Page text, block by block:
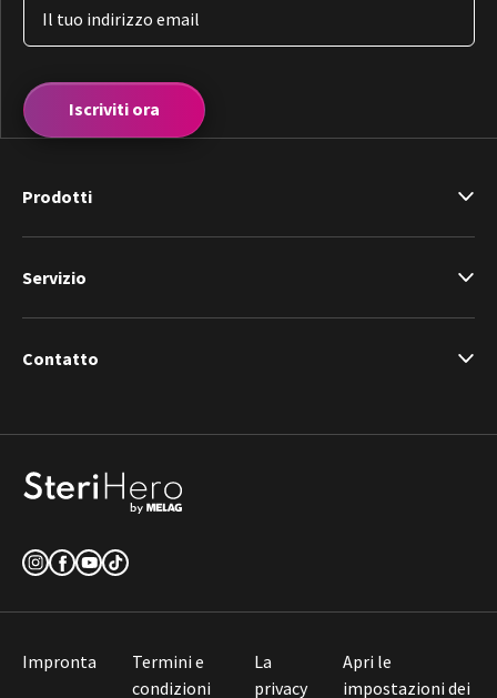
Iscriviti ora
Prodotti
Servizio
Contatto
Impronta
Termini e
condizioni
La
privacy
Apri le
impostazioni dei